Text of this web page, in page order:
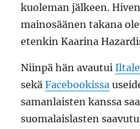
kuoleman jälkeen.
mainosäänen takana
etenkin Kaarina
Niinpä hän avautui
sekäFacebookissa
samanlaisten kanssa
suomalaislasten